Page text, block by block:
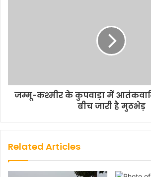
जम्मू-कश्मीर के कुपवाड़ा में
बीच जारी है मुठभेड़
Related Articles